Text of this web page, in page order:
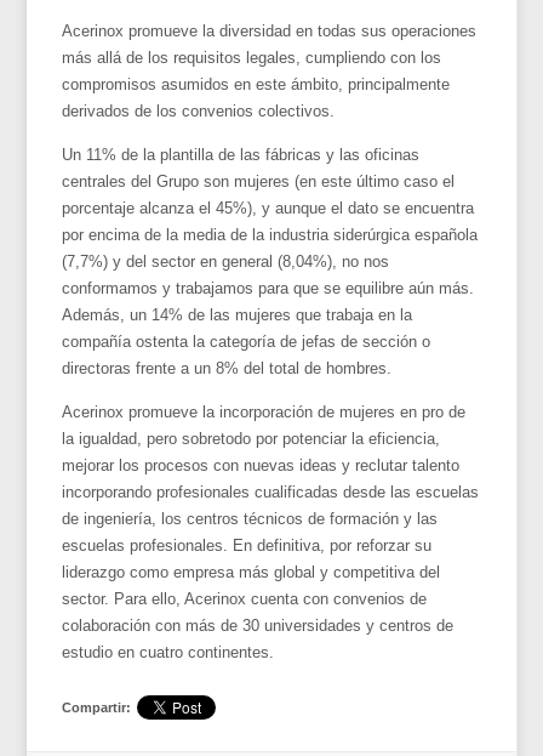
Acerinox promueve la diversidad en todas sus operaciones
más allá de los requisitos legales, cumpliendo con los
compromisos asumidos en este ámbito, principalmente
derivados de los convenios colectivos.
Un 11% de la plantilla de las fábricas y las oficinas
centrales del Grupo son mujeres (en este último caso el
porcentaje alcanza el 45%), y aunque el dato se encuentra
por encima de la media de la industria siderúrgica española
(7,7%) y del sector en general (8,04%), no nos
conformamos y trabajamos para que se equilibre aún más.
Además, un 14% de las mujeres que trabaja en la
compañía ostenta la categoría de jefas de sección o
directoras frente a un 8% del total de hombres.
Acerinox promueve la incorporación de mujeres en pro de
la igualdad, pero sobretodo por potenciar la eficiencia,
mejorar los procesos con nuevas ideas y reclutar talento
incorporando profesionales cualificadas desde las escuelas
de ingeniería, los centros técnicos de formación y las
escuelas profesionales. En definitiva, por reforzar su
liderazgo como empresa más global y competitiva del
sector. Para ello, Acerinox cuenta con convenios de
colaboración con más de 30 universidades y centros de
estudio en cuatro continentes.
Compartir: